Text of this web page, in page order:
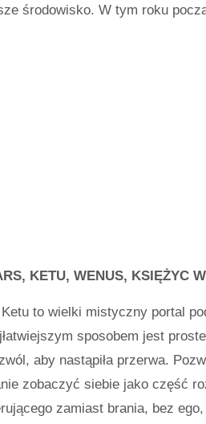
środowisko. W tym roku
KETU, WENUS, KSIĘŻYC
Ketu to wielki mistyczny portal
sposobem jest
aby nastąpiła przerwa.
zobaczyć siebie jako część
zamiast brania, bez